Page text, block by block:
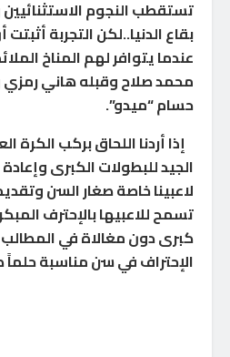
تستقطب النجوم
بقاع الدنيا..لكن التجربة أثبتت
عندما يتوافر لهم المناخ
محمد صلاح وقبله هاني
حسام “ميدو”.
إذا أردنا اللحاق بركب الكرة
الجيد للبطولات الكبرى
لاعبينا خاصة صغار السن
تسمح للاعبيها بالإحترف
كبرى دون مغالاة في المطالب
الإحتراف في سن مناسبة